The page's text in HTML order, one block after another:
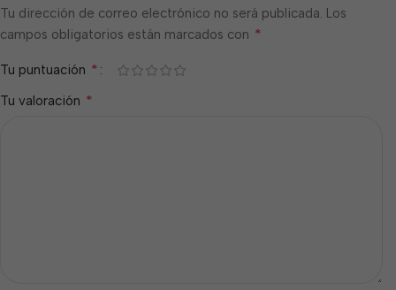
Tu dirección de correo electrónico no será publicada. Los
campos obligatorios están marcados con *
Tu puntuación *
Tu valoración *